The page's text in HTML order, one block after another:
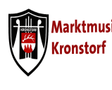
Zum
Inhalt
springen